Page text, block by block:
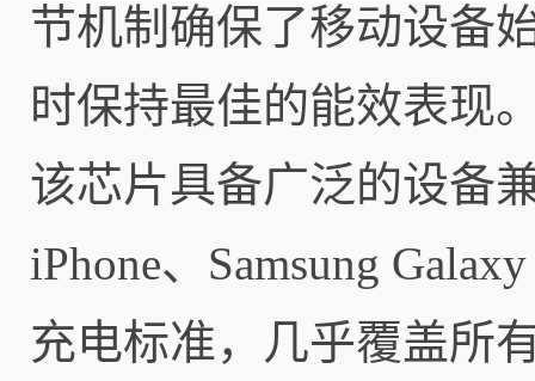
节机制确保了移动设备
时保持最佳的能效表现
该芯片具备广泛的设备
iPhone、Samsung
充电标准，几乎覆盖所